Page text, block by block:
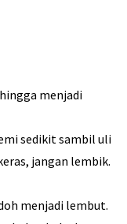
menjadi
sedikit sambil uli
jangan lembik.
menjadi lembut.